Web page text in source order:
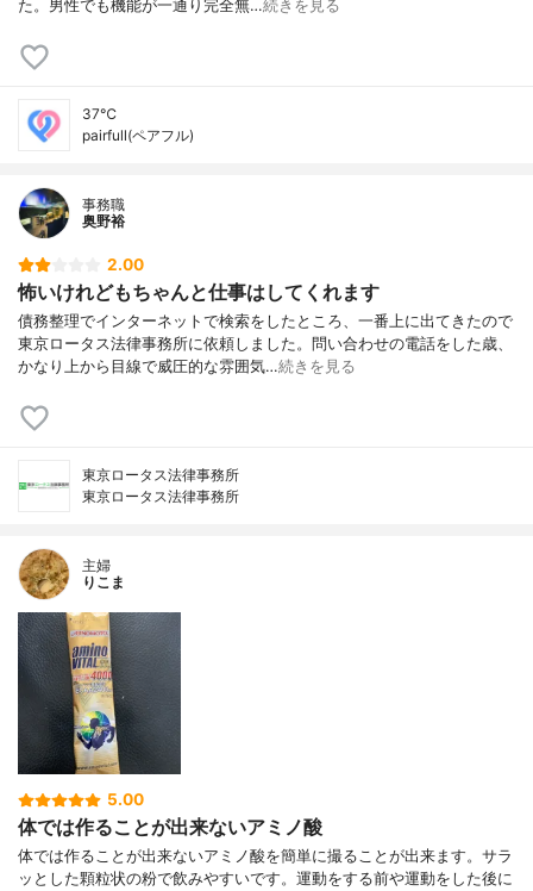
た。男性でも機能が一通り完全無…続きを見る
37℃
pairfull(ペアフル)
事務職
奥野裕
2.00
怖いけれどもちゃんと仕事はしてくれます
債務整理でインターネットで検索をしたところ、一番上に出てきたので
東京ロータス法律事務所に依頼しました。問い合わせの電話をした歳、
かなり上から目線で威圧的な雰囲気…続きを見る
東京ロータス法律事務所
東京ロータス法律事務所
主婦
りこま
5.00
体では作ることが出来ないアミノ酸
体では作ることが出来ないアミノ酸を簡単に撮ることが出来ます。サラ
ッとした顆粒状の粉で飲みやすいです。運動をする前や運動をした後に